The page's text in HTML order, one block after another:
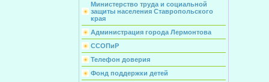
Министерство труда и социальной
защиты населения Ставропольского
края
Администрация города Лермонтова
ССОПиР
Телефон доверия
Фонд поддержки детей